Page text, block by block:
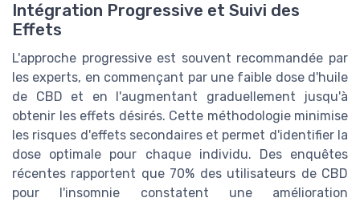
Intégration Progressive et Suivi des
Effets
L'approche progressive est souvent recommandée par
les experts, en commençant par une faible dose d'huile
de CBD et en l'augmentant graduellement jusqu'à
obtenir les effets désirés. Cette méthodologie minimise
les risques d'effets secondaires et permet d'identifier la
dose optimale pour chaque individu. Des enquêtes
récentes rapportent que 70% des utilisateurs de CBD
pour l'insomnie constatent une amélioration